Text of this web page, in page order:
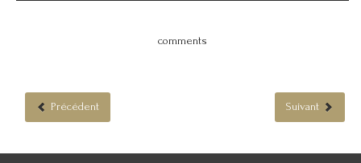
comments
Précédent Suivant